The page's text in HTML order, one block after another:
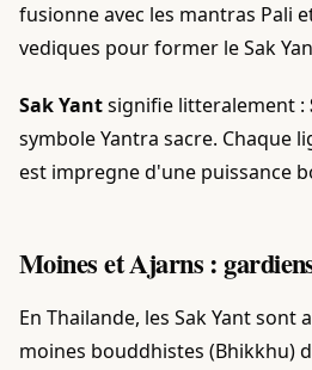
fusionne avec les mantras Pali
vediques pour former le Sak
Sak Yantsignifie litteralement :
symbole Yantra sacre. Chaque
est impregne d'une puissance
Moines et Ajarns :
En Thailande, les Sak Yant sont
moines bouddhistes (Bhikkhu)